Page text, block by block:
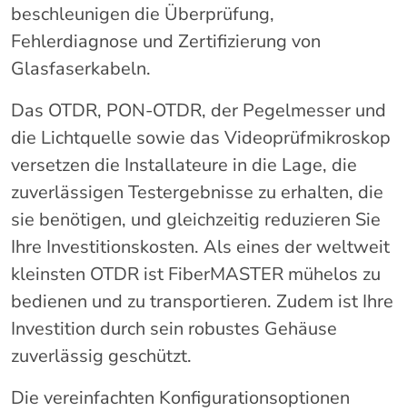
beschleunigen die Überprüfung,
Fehlerdiagnose und Zertifizierung von
Glasfaserkabeln.
Das OTDR, PON-OTDR, der Pegelmesser und
die Lichtquelle sowie das Videoprüfmikroskop
versetzen die Installateure in die Lage, die
zuverlässigen Testergebnisse zu erhalten, die
sie benötigen, und gleichzeitig reduzieren Sie
Ihre Investitionskosten. Als eines der weltweit
kleinsten OTDR ist FiberMASTER mühelos zu
bedienen und zu transportieren. Zudem ist Ihre
Investition durch sein robustes Gehäuse
zuverlässig geschützt.
Die vereinfachten Konfigurationsoptionen